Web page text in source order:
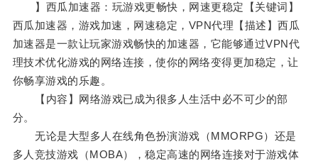
】西瓜加速器：玩游戏更畅快，网速更稳定【关键词】
西瓜加速器，游戏加速，网速稳定，VPN代理【描述】西瓜
加速器是一款让玩家游戏畅快的加速器，它能够通过VPN代
理技术优化游戏的网络连接，使你的网络变得更加稳定，让
你畅享游戏的乐趣。
【内容】网络游戏已成为很多人生活中必不可少的部
分。
无论是大型多人在线角色扮演游戏（MMORPG）还是
多人竞技游戏（MOBA），稳定高速的网络连接对于游戏体